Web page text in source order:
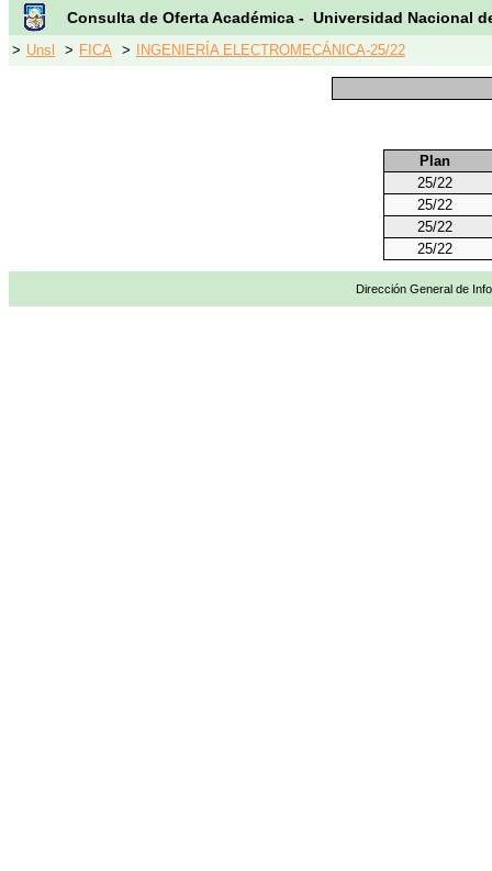
Consulta de Oferta Académica - Universidad Nacional
> Unsl > FICA > INGENIERÍA ELECTROMECÁNICA-25/22
Plan
25/22
25/22
25/22
25/22
Dirección General de